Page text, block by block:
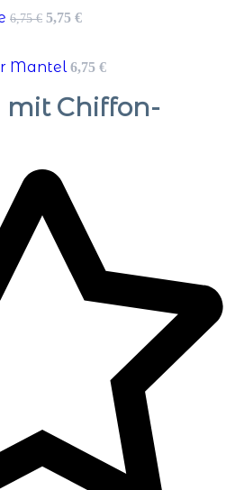
6,75€ Ursprünglicher
6,75 €
5,75 €Aktueller
5,75 €.
Mantel6,75 €
mit Chiffon-